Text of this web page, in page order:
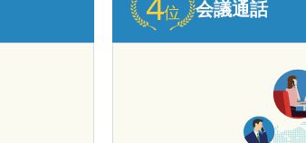
会議通話